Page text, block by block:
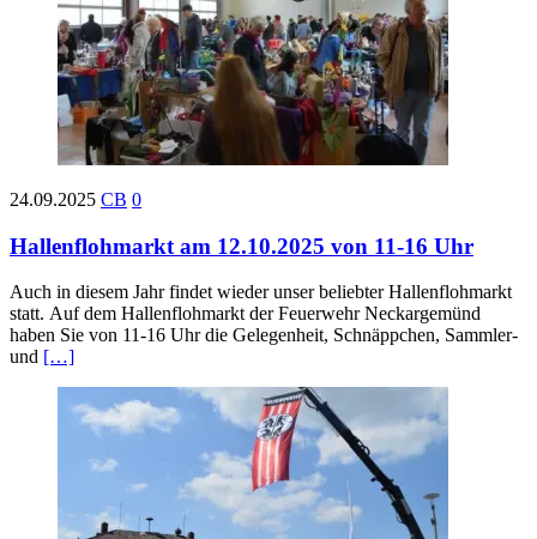
24.09.2025 CB 0
Hallenflohmarkt am 12.10.2025 von 11-16 Uhr
Auch in diesem Jahr findet wieder unser beliebter Hallenflohmarkt
statt. Auf dem Hallenflohmarkt der Feuerwehr Neckargemünd
haben Sie von 11-16 Uhr die Gelegenheit, Schnäppchen, Sammler-
und […]